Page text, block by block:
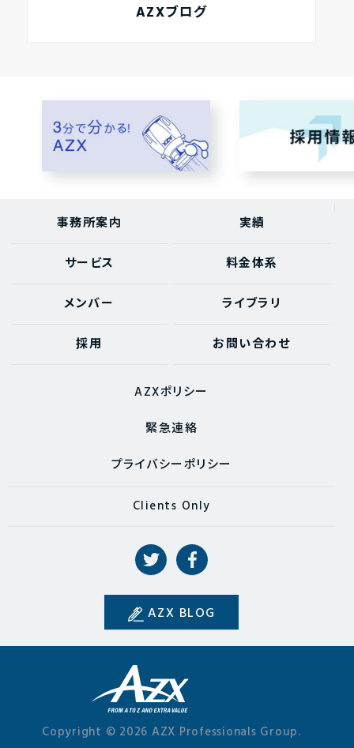
AZXブログ
事務所案内 実績
サービス 料金体系
メンバー ライブラリ
採用 お問い合わせ
AZXポリシー
緊急連絡
プライバシーポリシー
Clients Only
AZX BLOG
Copyright © 2026 AZX Professionals Group.